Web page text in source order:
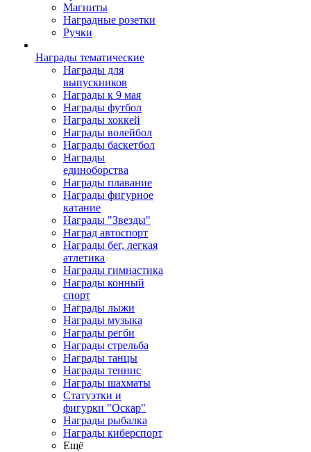
Магниты
Наградные розетки
Ручки
Награды тематические
Награды для
выпускников
Награды к 9 мая
Награды футбол
Награды хоккей
Награды волейбол
Награды баскетбол
Награды
единоборства
Награды плавание
Награды фигурное
катание
Награды "Звезды"
Наград автоспорт
Награды бег, легкая
атлетика
Награды гимнастика
Награды конный
спорт
Награды лыжи
Награды музыка
Награды регби
Награды стрельба
Награды танцы
Награды теннис
Награды шахматы
Статуэтки и
фигурки "Оскар"
Награды рыбалка
Награды киберспорт
Ещё